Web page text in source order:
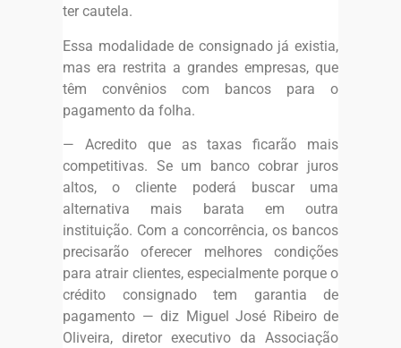
ter cautela.
Essa modalidade de consignado já existia,
mas era restrita a grandes empresas, que
têm convênios com bancos para o
pagamento da folha.
— Acredito que as taxas ficarão mais
competitivas. Se um banco cobrar juros
altos, o cliente poderá buscar uma
alternativa mais barata em outra
instituição. Com a concorrência, os bancos
precisarão oferecer melhores condições
para atrair clientes, especialmente porque o
crédito consignado tem garantia de
pagamento — diz Miguel José Ribeiro de
Oliveira, diretor executivo da Associação